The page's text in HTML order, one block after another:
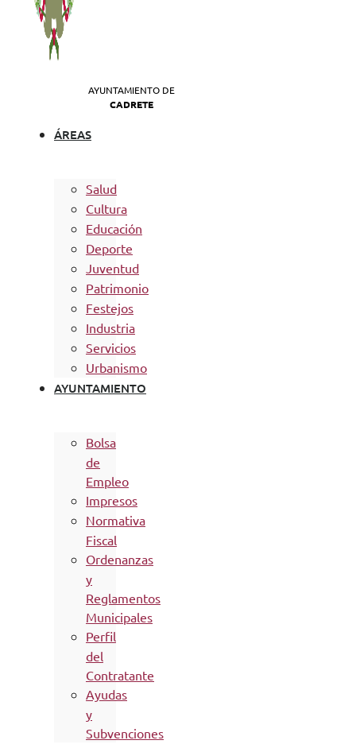
AYUNTAMIENTO DE
CADRETE
ÁREAS
Salud
Cultura
Educación
Deporte
Juventud
Patrimonio
Festejos
Industria
Servicios
Urbanismo
AYUNTAMIENTO
Bolsa
de
Empleo
Impresos
Normativa
Fiscal
Ordenanzas
y
Reglamentos
Municipales
Perfil
del
Contratante
Ayudas
y
Subvenciones